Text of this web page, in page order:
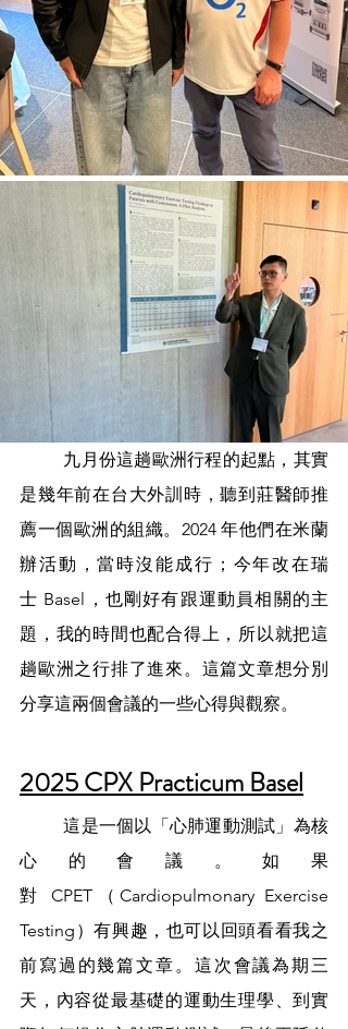
是幾年前在台大外訓時，聽到莊醫師推
薦一個歐洲的組織。2024 年他們在米蘭
辦活動，當時沒能成行；今年改在瑞
士 Basel，也剛好有跟運動員相關的主
題，我的時間也配合得上，所以就把這
趟歐洲之行排了進來。這篇文章想分別
分享這兩個會議的一些心得與觀察。
2025 CPX Practicum Basel
	這是一個以「心肺運動測試」為核
心的會議。如果
對 CPET（Cardiopulmonary Exercise
Testing）有興趣，也可以回頭看看我之
前寫過的幾篇文章。這次會議為期三
天，內容從最基礎的運動生理學、到實